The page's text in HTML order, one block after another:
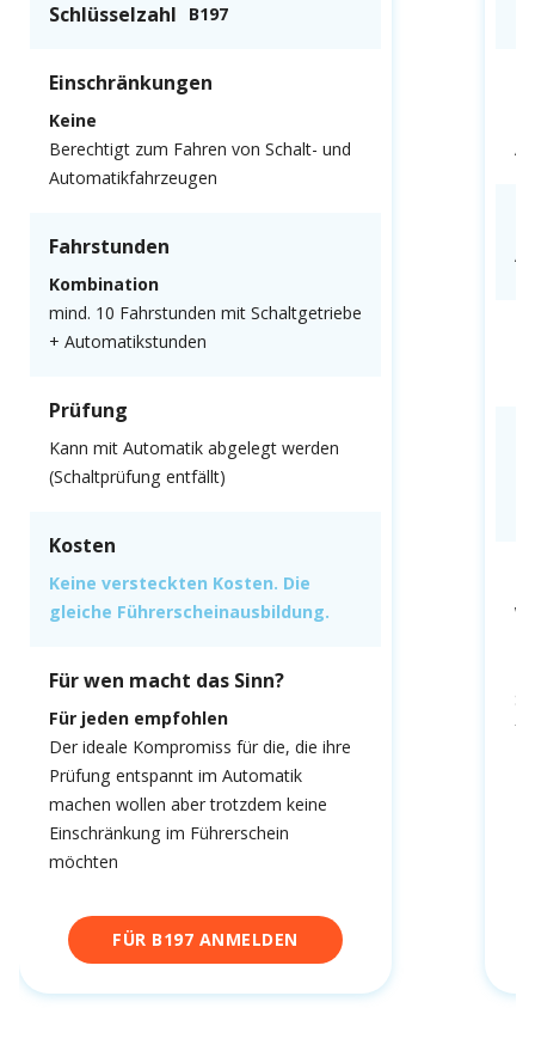
Schlüsselzahl B197
Einschränkungen
Keine
Berechtigt zum Fahren von Schalt- und
Automatikfahrzeugen
Fahrstunden
Kombination
mind. 10 Fahrstunden mit Schaltgetriebe
+ Automatikstunden
Prüfung
Kann mit Automatik abgelegt werden
(Schaltprüfung entfällt)
Kosten
Keine versteckten Kosten. Die
gleiche Führerscheinausbildung.
Für wen macht das Sinn?
Für jeden empfohlen
Der ideale Kompromiss für die, die ihre
Prüfung entspannt im Automatik
machen wollen aber trotzdem keine
Einschränkung im Führerschein
möchten
FÜR B197 ANMELDEN